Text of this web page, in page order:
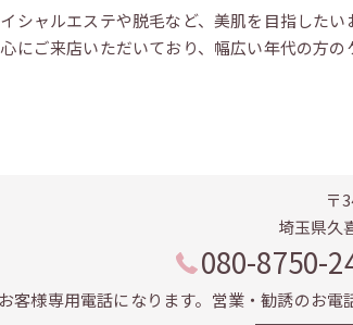
シャルエステや脱毛など、美肌を目指した
にご来店いただいており、幅広い年代の方の
〒
埼玉県久
080-8750-
お客様専用電話になります。営業・勧誘のお電